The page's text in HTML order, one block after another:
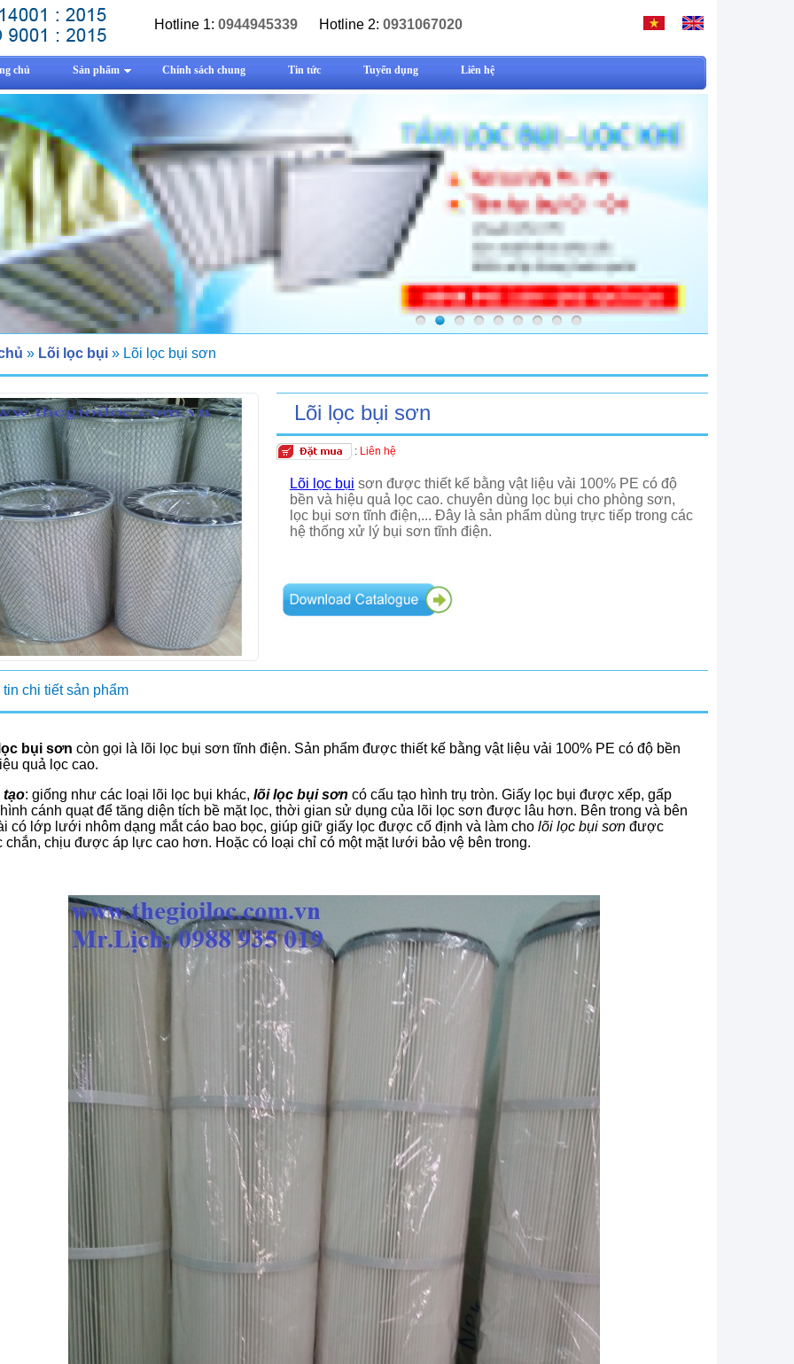
Hotline 1: 0944945339 Hotline 2: 0931067020
chủ Sản phẩm Chính sách chung Tin tức Tuyển dụng Liên hệ
» Lõi lọc bụi » Lõi lọc bụi sơn
Lõi lọc bụi sơn
: Liên hệ
Lõi lọc bụi sơn được thiết kế bằng vật liệu vải 100% PE có độ
bền và hiệu quả lọc cao. chuyên dùng lọc bụi cho phòng sơn,
lọc bụi sơn tĩnh điện,... Đây là sản phẩm dùng trực tiếp trong các
hệ thống xử lý bụi sơn tĩnh điện.
chi tiết sản phẩm
bụi sơn còn gọi là lõi lọc bụi sơn tĩnh điện. Sản phẩm được thiết kế bằng vật liệu vải 100% PE có độ bền
quả lọc cao.
tạo: giống như các loại lõi lọc bụi khác, lõi lọc bụi sơn có cấu tạo hình trụ tròn. Giấy lọc bụi được xếp, gấp
cánh quạt để tăng diện tích bề mặt lọc, thời gian sử dụng của lõi lọc sơn được lâu hơn. Bên trong và bên
có lớp lưới nhôm dạng mắt cáo bao bọc, giúp giữ giấy lọc được cố định và làm cho lõi lọc bụi sơn được
chắn, chịu được áp lực cao hơn. Hoặc có loại chỉ có một mặt lưới bảo vệ bên trong.